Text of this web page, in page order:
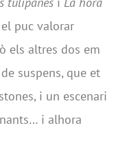
puc valorar
els altres dos em
suspens, que et
i un escenari
i alhora